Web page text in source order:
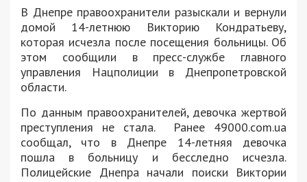
В Днепре правоохранители разыскали и вернули
домой 14-летнюю Викторию Кондратьеву,
которая исчезла после посещения больницы. Об
этом сообщили в пресс-службе главного
управления Нацполиции в Днепропетровской
области.
По данным правоохранителей, девочка жертвой
преступления не стала. Ранее 49000.com.ua
сообщал, что в Днепре 14-летняя девочка
пошла в больницу и бесследно исчезла.
Полицейские Днепра начали поиски Виктории